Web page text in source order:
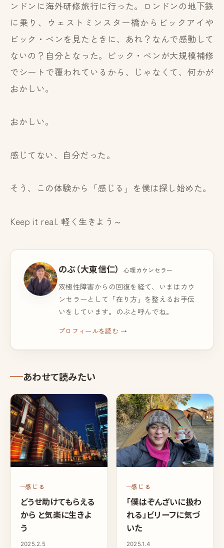
ンドンに海外研修旅行に行った。ロンドンの地下鉄
に乗り、ウェストミンスター橋からビックアイや
ビック・ベンを見たときに、あれ？なんで感動して
ないの？自分となった。ビック・ベンが大規模補修
でシートで覆われているから、じゃなくて、何かが
おかしい。
おかしい。
感じてない、自分だった。
そう、この体験から「感じる」を僕は探し始めた。
Keep it real. 軽く生きよう～
のぶ（大東信仁） 心理カウンセラー
双極性障害からの回復を経て、いまはカウ
ンセラーとして「在り方」を整えるお手伝
いをしています。のぶと呼んでね。
プロフィールを読む →
あわせて読みたい
感じる
どうせ助けてもらえる
から と気楽に生きよ
う
2025.2.5
感じる
「僕はぞんざいに扱わ
れる」ビリーフに気づ
いた
2025.1.4